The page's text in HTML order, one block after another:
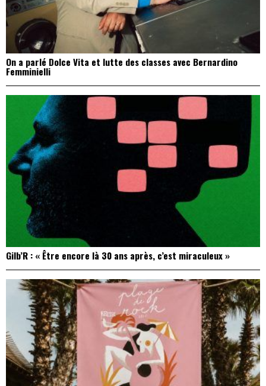
On a parlé Dolce Vita et lutte des classes avec Bernardino
Femminielli
Gilb’R : « Être encore là 30 ans après, c’est miraculeux »